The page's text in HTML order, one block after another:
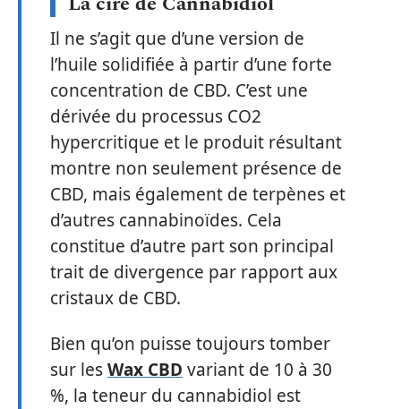
Il ne s’agit que d’une version de
l’huile solidifiée à partir d’une forte
concentration de CBD. C’est une
dérivée du processus CO2
hypercritique et le produit résultant
montre non seulement présence de
CBD, mais également de terpènes et
d’autres cannabinoïdes. Cela
constitue d’autre part son principal
trait de divergence par rapport aux
cristaux de CBD.
Bien qu’on puisse toujours tomber
sur lesWax CBD variant de 10 à 30
%, la teneur du cannabidiol est